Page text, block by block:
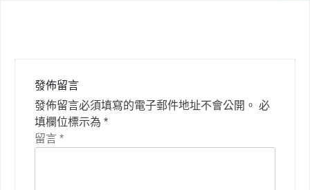
發佈留言
發佈留言必須填寫的電子郵件地址不會公開。 必
填欄位標示為 *
留言 *